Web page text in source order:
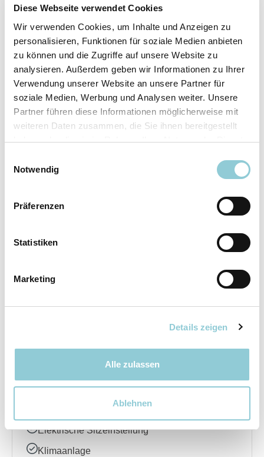
Diese Webseite verwendet Cookies
Wir verwenden Cookies, um Inhalte und Anzeigen zu
personalisieren, Funktionen für soziale Medien anbieten
zu können und die Zugriffe auf unsere Website zu
analysieren. Außerdem geben wir Informationen zu Ihrer
Verwendung unserer Website an unsere Partner für
soziale Medien, Werbung und Analysen weiter. Unsere
Partner führen diese Informationen möglicherweise mit
weiteren Daten zusammen, die Sie ihnen bereitgestellt
haben oder die sie im Rahmen Ihrer Nutzung der Dienste
Notwendig
Präferenzen
Statistiken
Marketing
Details zeigen
Alle zulassen
Ablehnen
Angebotsnummer
ABO49.1000
Ausstattungslinie
AMG Line
Verfügbar ab
10/2026
Fahrzeugkategorie
SUV/​Geländewagen/​
Pickup
Fahrzeugkategorie
Sportwagen/​Coupé
Leistung
180 kW (245 PS)
Ausstattung
Elektrische Seitenspiegel
Interieur – Komfort
Ambientebeleuchtung
Elektrische Sitzeinstellung
Klimaanlage